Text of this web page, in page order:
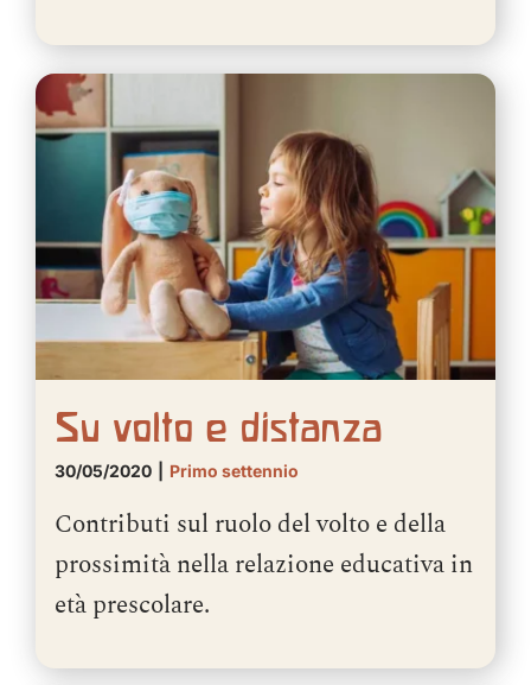
Su volto e distanza
30/05/2020 Primo settennio
Contributi sul ruolo del volto e della
prossimità nella relazione educativa in
età prescolare.